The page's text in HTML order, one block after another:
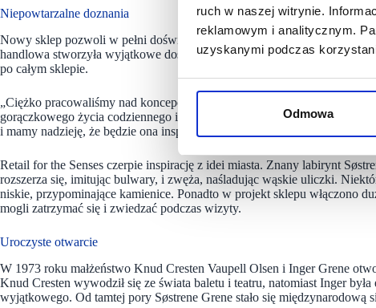
ruch w naszej witrynie.
reklamowym i analitycznym.
uzyskanymi podczas
Odmowa
Niepowtarzalne doznania
Nowy sklep pozwoli w pełni doświadczyć koncepcji sklepowej Søstrene
handlowa stworzyła wyjątkowe doświadczenie zakupowe, które
po całym sklepie.
„Ciężko pracowaliśmy nad koncepcją sklepu, mając na celu
gorączkowego życia codziennego i zapewnienie im niezapomnianych
i mamy nadzieję, że będzie ona inspiracją dla naszych gości” – mówi
Retail for the Senses czerpie inspirację z idei miasta. Znany labirynt
rozszerza się, imitując bulwary, i zwęża, naśladując wąskie uliczki.
niskie, przypominające kamienice. Ponadto w projekt sklepu włączono
mogli zatrzymać się i zwiedzać podczas wizyty.
Uroczyste otwarcie
W 1973 roku małżeństwo Knud Cresten Vaupell Olsen i Inger Grene
Knud Cresten wywodził się ze świata baletu i teatru, natomiast Inger
wyjątkowego. Od tamtej pory Søstrene Grene stało się międzynarodową